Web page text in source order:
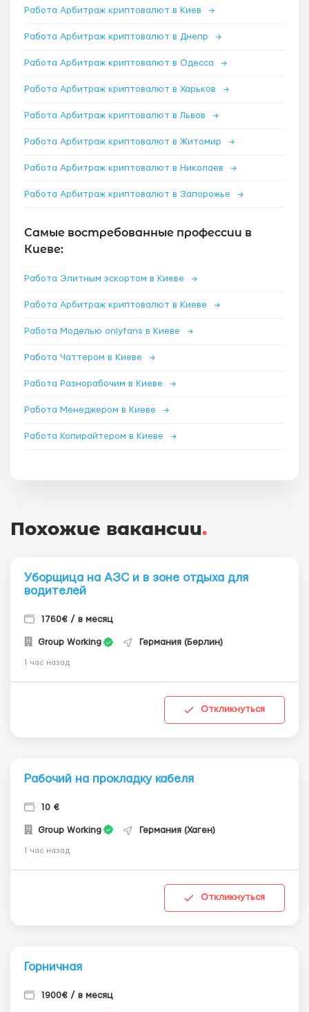
Работа Арбитраж криптовалют в Киев →
Работа Арбитраж криптовалют в Днепр →
Работа Арбитраж криптовалют в Одесса →
Работа Арбитраж криптовалют в Харьков →
Работа Арбитраж криптовалют в Львов →
Работа Арбитраж криптовалют в Житомир →
Работа Арбитраж криптовалют в Николаев →
Работа Арбитраж криптовалют в Запорожье →
Самые востребованные профессии в
Киеве:
Работа Элитным эскортом в Киеве →
Работа Арбитраж криптовалют в Киеве →
Работа Моделью onlyfans в Киеве →
Работа Чаттером в Киеве →
Работа Разнорабочим в Киеве →
Работа Менеджером в Киеве →
Работа Копирайтером в Киеве →
Похожие вакансии.
Уборщица на АЗС и в зоне отдыха для
водителей
1760€ / в месяц
Group Working Германия (Берлин)
1 час назад
Откликнуться
Рабочий на прокладку кабеля
10 €
Group Working Германия (Хаген)
1 час назад
Откликнуться
Горничная
1900€ / в месяц